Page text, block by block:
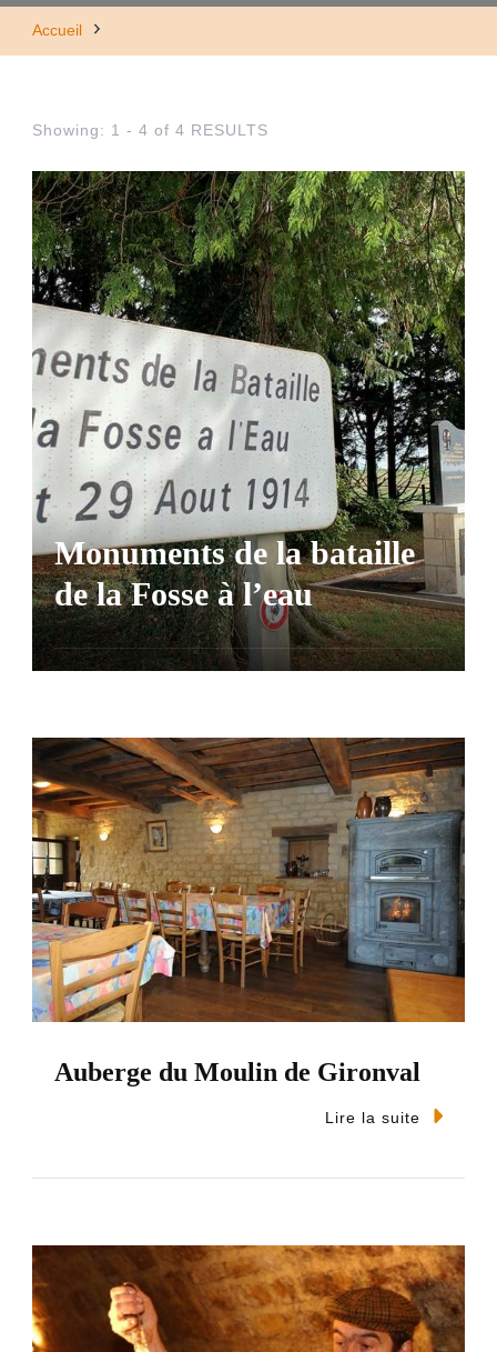
Accueil
Showing: 1 - 4 of 4 RESULTS
Monuments de la bataille
de la Fosse à l’eau
Auberge du Moulin de Gironval
Lire la suite